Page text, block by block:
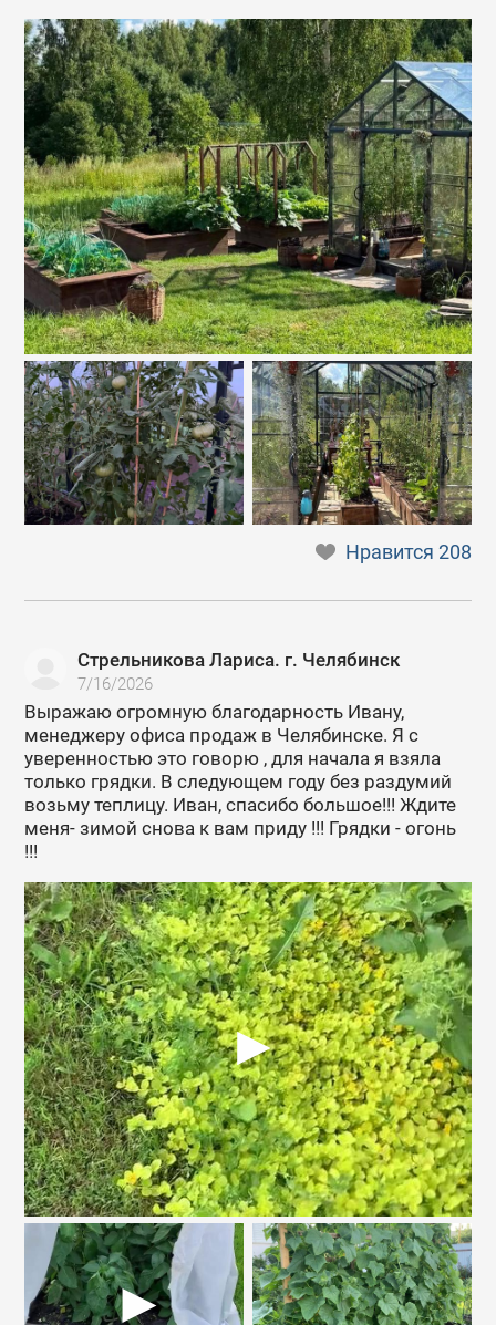
Нравится208
Стрельникова Лариса. г. Челябинск
7/16/2026
Выражаю огромную благодарность Ивану,
менеджеру офиса продаж в Челябинске. Я с
уверенностью это говорю , для начала я взяла
только грядки. В следующем году без раздумий
возьму теплицу. Иван, спасибо большое!!! Ждите
меня- зимой снова к вам приду !!! Грядки - огонь
!!!